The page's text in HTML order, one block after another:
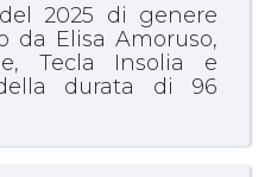
2025 di genere
da Elisa Amoruso,
Tecla Insolia e
durata di 96